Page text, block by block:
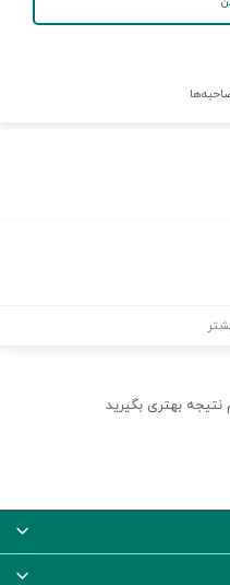
نتیجه بهتری بگیرید